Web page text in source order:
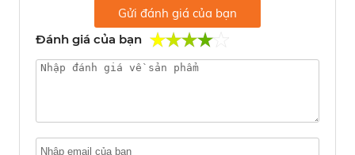
Gửi đánh giá của bạn
Đánh giá của bạn